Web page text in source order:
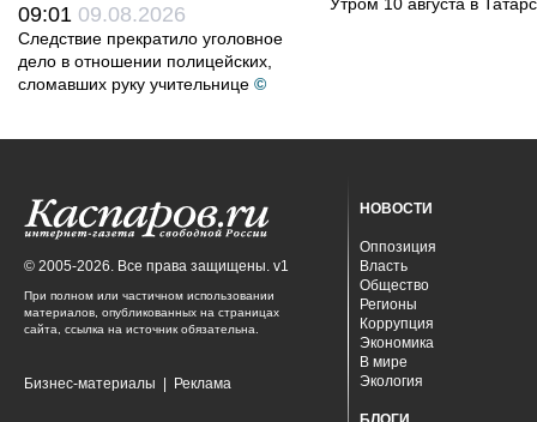
09:01 09.08.2026
Следствие прекратило уголовное
дело в отношении полицейских,
сломавших руку учительнице ©
© 2005-2026. Все права защищены. v1
При полном или частичном использовании
материалов, опубликованных на страницах
сайта, ссылка на источник обязательна.
Бизнес-материалы Реклама
НОВОСТИ
Оппозиция
Власть
Общество
Регионы
Коррупция
Экономика
В мире
Экология